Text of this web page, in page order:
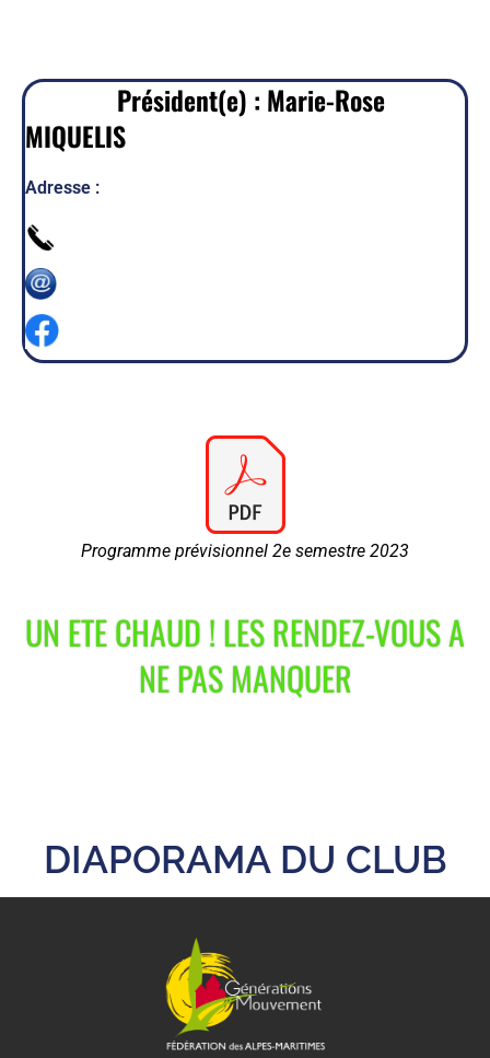
Président(e) : Marie-Rose
MIQUELIS
Adresse :
Programme prévisionnel 2e semestre 2023
UN ETE CHAUD ! LES RENDEZ-VOUS A
NE PAS MANQUER
DIAPORAMA DU CLUB